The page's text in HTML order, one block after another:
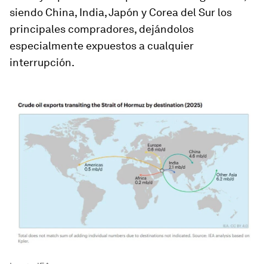
siendo China, India, Japón y Corea del Sur los
principales compradores, dejándolos
especialmente expuestos a cualquier
interrupción.